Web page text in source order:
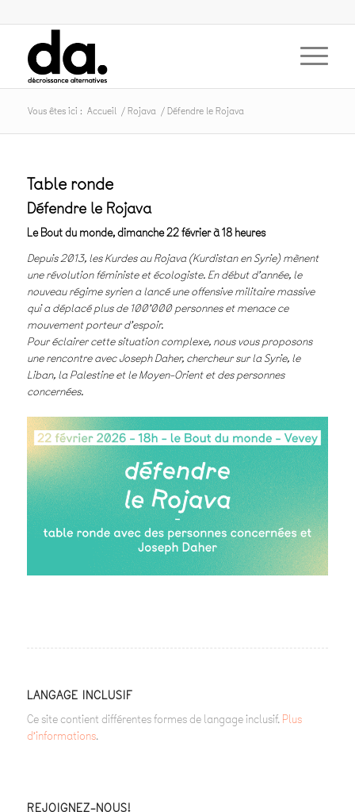
Vous êtes ici : Accueil / Rojava / Défendre le Rojava
Table ronde
Défendre le Rojava
Le Bout du monde, dimanche 22 février à 18 heures
Depuis 2013, les Kurdes au Rojava (Kurdistan en Syrie) mènent
une révolution féministe et écologiste. En début d’année, le
nouveau régime syrien a lancé une offensive militaire massive
qui a déplacé plus de 100’000 personnes et menace ce
mouvement porteur d’espoir.
Pour éclairer cette situation complexe, nous vous proposons
une rencontre avec Joseph Daher, chercheur sur la Syrie, le
Liban, la Palestine et le Moyen-Orient et des personnes
concernées.
LANGAGE INCLUSIF
Ce site contient différentes formes de langage inclusif. Plus
d’informations.
REJOIGNEZ-NOUS!